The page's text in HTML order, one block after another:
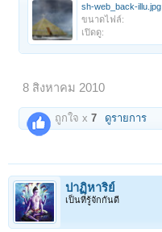
sh-web_back-illu.jpg
ขนาดไฟล์:
เปิดดู:
8 สิงหาคม 2010
ถูกใจ x7 ดูรายการ
ปาฏิหาริย์
เป็นที่รู้จักกันดี